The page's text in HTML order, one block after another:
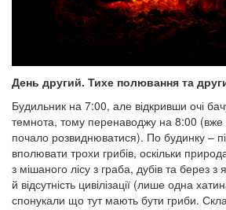
День другий. Тихе полювання та
Будильник на 7:00, але відкривши очі
темнота, тому перенаводжу на 8:00 (вже
почало розвиднюватися). По будинку –
вполювати трохи грибів, оскільки
з мішаного лісу з граба, дубів та берез
й відсутність цивілізації (лише одна
спонукали що тут мають бути гриби.